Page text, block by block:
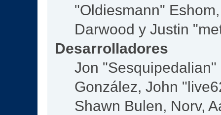
"Oldiesmann"
Darwood y Justin
Desarrolladores
Jon
González, John
Shawn Bulen, Norv,